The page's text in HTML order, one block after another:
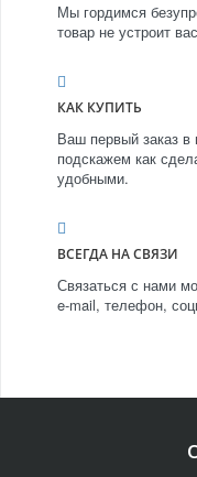
Мы гордимся
товар не устроит
КАК КУПИТЬ
Ваш первый заказ в
подскажем как
удобными.
ВСЕГДА НА СВЯЗИ
Связаться с нами
e-mail, телефон,